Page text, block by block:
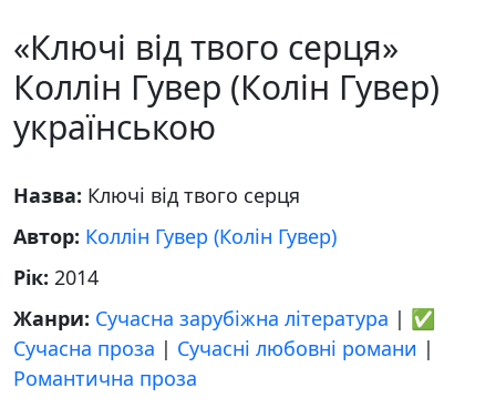
«Ключі від твого серця»
Коллін Гувер (Колін Гувер)
українською
Назва: Ключі від твого серця
Автор: Коллін Гувер (Колін Гувер)
Рік: 2014
Жанри: Сучасна зарубіжна література | ✅
Сучасна проза | Сучасні любовні романи |
Романтична проза